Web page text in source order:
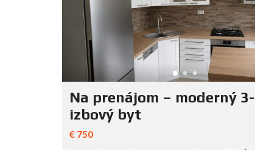
Na prenájom – moderný 3-
izbový byt
€ 750